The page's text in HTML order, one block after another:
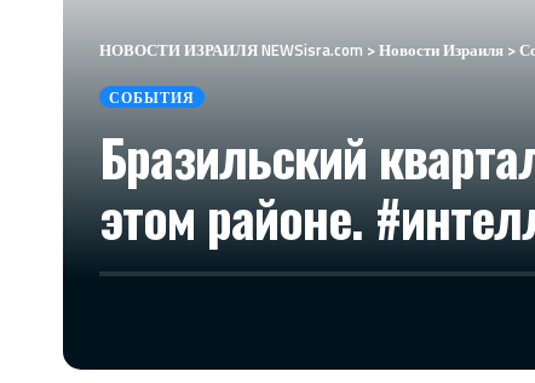
НОВОСТИ ИЗРАИЛЯ NEWSisra.com >Новости Израиля >
СОБЫТИЯ
Бразильский
этом районе.